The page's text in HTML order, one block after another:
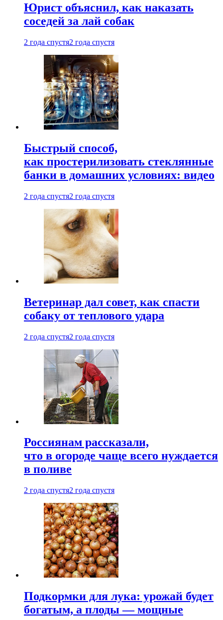
Юрист объяснил, как наказать
соседей за лай собак
2 года спустя2 года спустя
Быстрый способ,
как простерилизовать стеклянные
банки в домашних условиях: видео
2 года спустя2 года спустя
Ветеринар дал совет, как спасти
собаку от теплового удара
2 года спустя2 года спустя
Россиянам рассказали,
что в огороде чаще всего нуждается
в поливе
2 года спустя2 года спустя
Подкормки для лука: урожай будет
богатым, а плоды — мощные